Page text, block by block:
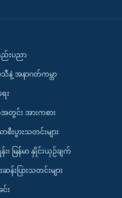
ည်းပညာ
နဲ့ အနာဂတ်ကမ္ဘာ
ေး
င်း အားကစား
းပွားသတင်းများ
၊ မြန်မာ နှိုင်းယှဉ်ချက်
ဆန်းပြားသတင်းများ
း